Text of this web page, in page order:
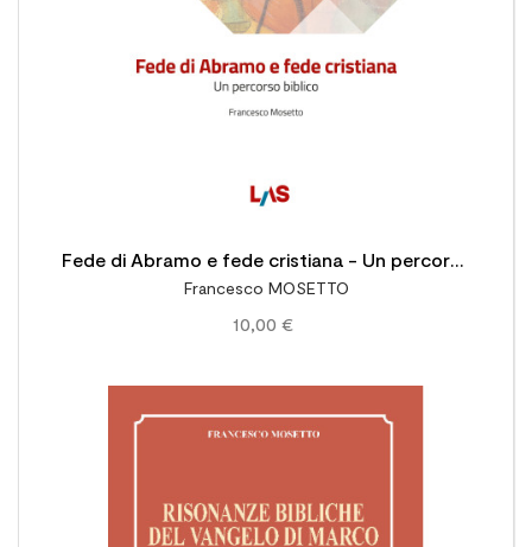
Fede di Abramo e fede cristiana - Un percorso
biblico
Francesco MOSETTO
10,00 €